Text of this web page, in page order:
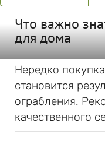
Что важно
для дома
Нередко
становится
ограбления.
качественного